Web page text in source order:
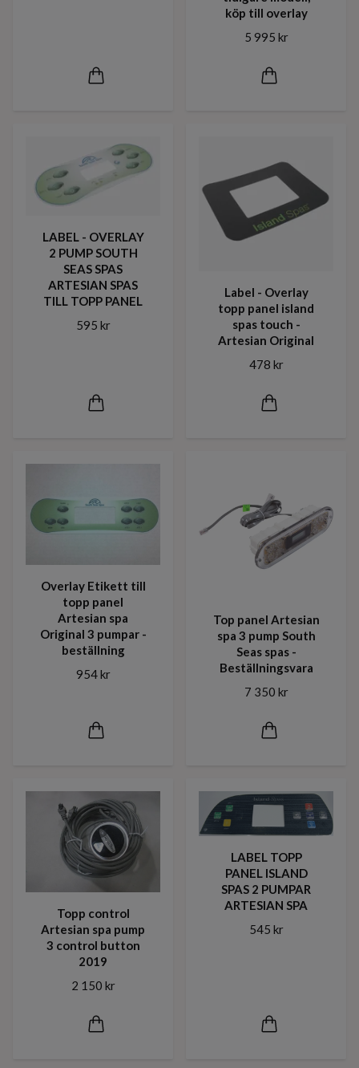
köp till overlay
5 995 kr
LABEL - OVERLAY
2 PUMP SOUTH
SEAS SPAS
ARTESIAN SPAS
TILL TOPP PANEL
595 kr
Label - Overlay
topp panel island
spas touch -
Artesian Original
478 kr
Overlay Etikett till
topp panel
Artesian spa
Original 3 pumpar -
beställning
954 kr
Top panel Artesian
spa 3 pump South
Seas spas -
Beställningsvara
7 350 kr
Topp control
Artesian spa pump
3 control button
2019
2 150 kr
LABEL TOPP
PANEL ISLAND
SPAS 2 PUMPAR
ARTESIAN SPA
545 kr